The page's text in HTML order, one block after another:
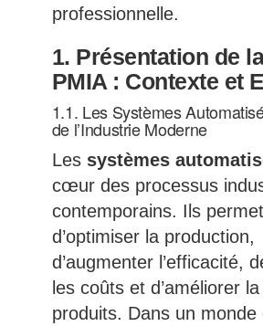
professionnelle.
1. Présentation de
PMIA : Contexte et
1.1. Les Systèmes
de l’Industrie Moderne
Les systèmes
cœur des processus
contemporains. Ils
d’optimiser la production,
d’augmenter l’efficacité,
les coûts et d’améliorer
produits. Dans un monde